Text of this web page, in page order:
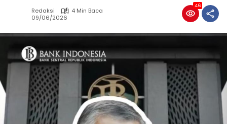
Redaksi
4 Min Baca
09/06/2026
46